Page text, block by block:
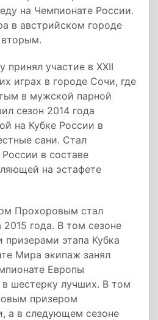
на Чемпионате России.
в австрийском городе
принял участие в XXII
играх в городе Сочи, где
в мужской парной
сезон 2014 года
на Кубке России в
сани. Стал
в составе
на эстафете
Прохоровым стал
2015 года. В том сезоне
этапа Кубка
Мира экипаж занял
Европы
шестерку лучших. В том
призером
а в следующем сезоне